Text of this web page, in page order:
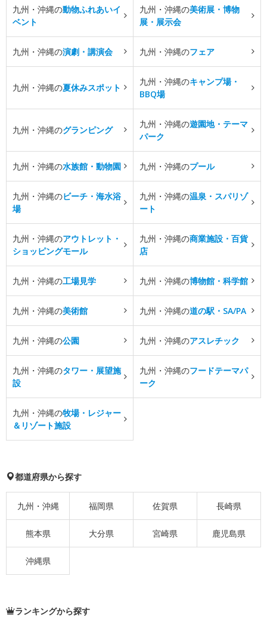
九州・沖縄の動物ふれあいイ
ベント
九州・沖縄の美術展・博物
展・展示会
九州・沖縄の演劇・講演会 九州・沖縄のフェア
九州・沖縄の夏休みスポット
九州・沖縄のキャンプ場・
BBQ場
九州・沖縄のグランピング
九州・沖縄の遊園地・テーマ
パーク
九州・沖縄の水族館・動物園 九州・沖縄のプール
九州・沖縄のビーチ・海水浴
場
九州・沖縄の温泉・スパリゾ
ート
九州・沖縄のアウトレット・
ショッピングモール
九州・沖縄の商業施設・百貨
店
九州・沖縄の工場見学 九州・沖縄の博物館・科学館
九州・沖縄の美術館 九州・沖縄の道の駅・SA/PA
九州・沖縄の公園 九州・沖縄のアスレチック
九州・沖縄のタワー・展望施
設
九州・沖縄のフードテーマパ
ーク
九州・沖縄の牧場・レジャー
＆リゾート施設
都道府県から探す
九州・沖縄 福岡県 佐賀県 長崎県
熊本県 大分県 宮崎県 鹿児島県
沖縄県
ランキングから探す